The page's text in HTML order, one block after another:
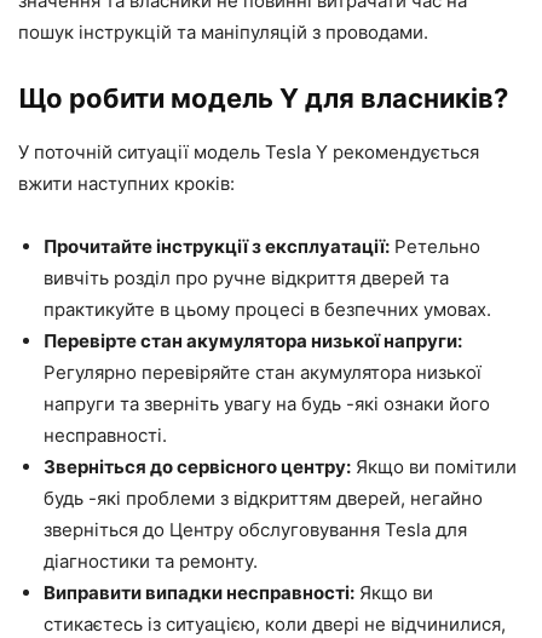
пошук інструкцій та маніпуляцій з проводами.
Що робити модель Y для власників?
У поточній ситуації модель Tesla Y рекомендується
вжити наступних кроків:
Прочитайте інструкції з експлуатації: Ретельно
вивчіть розділ про ручне відкриття дверей та
практикуйте в цьому процесі в безпечних умовах.
Перевірте стан акумулятора низької напруги:
Регулярно перевіряйте стан акумулятора низької
напруги та зверніть увагу на будь -які ознаки його
несправності.
Зверніться до сервісного центру: Якщо ви помітили
будь -які проблеми з відкриттям дверей, негайно
зверніться до Центру обслуговування Tesla для
діагностики та ремонту.
Виправити випадки несправності: Якщо ви
стикаєтесь із ситуацією, коли двері не відчинилися,